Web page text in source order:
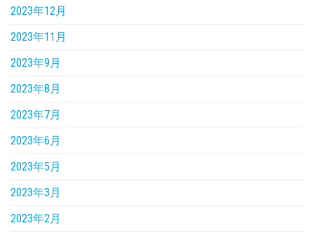
2023年12月
2023年11月
2023年9月
2023年8月
2023年7月
2023年6月
2023年5月
2023年3月
2023年2月